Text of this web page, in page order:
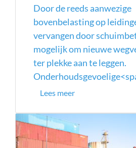
Door de reeds aanwezige
bovenbelasting op
vervangen door
mogelijk om nieuwe
ter plekke aan te leggen.
Lees meer